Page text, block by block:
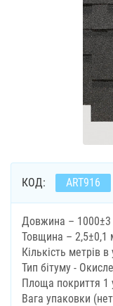
КОД: ART916
Довжина –
Товщина – 2,5±0,1
Кількість метрів
Тип бітуму -
Площа покриття
Вага упаковки